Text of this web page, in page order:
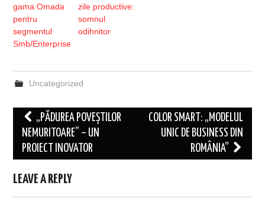
gama Omada
pentru
segmentul
Smb/Enterprise
zile productive:
somnul
odihnitor
Uncategorized
Post
navigation
„PĂDUREA POVEȘTILOR
NEMURITOARE” – UN
PROIECT INOVATOR
COLOR SMART: „MODELUL
UNIC DE BUSINESS DIN
ROMÂNIA”
LEAVE A REPLY